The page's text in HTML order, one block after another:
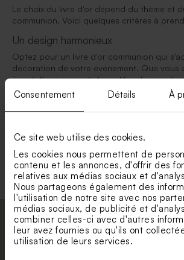
Consentement Détails À
Ce site web utilise des cookies.
Les cookies nous permettent de
contenu et les annonces, d'offrir des
relatives aux médias sociaux et
Nous partageons également des
l'utilisation de notre site avec nos
médias sociaux, de publicité et
combiner celles-ci avec d'autres
leur avez fournies ou qu'ils ont
utilisation de leurs services.
Le choix du livre d'or dépend du thème et
communion. Voici quelques critères à
Un design harmonieux
Optez pour un livre d'or communion qui
décoration de votre événement. Que vous
épuré, fleuri ou orné de motifs religieux, il
de modèles adaptés à votre ambiance.
Une personnalisation unique
personnalisables. Ajoutez le prénom de
de la cérémonie et même une jolie
vraiment unique.
Abonnez-vous à la
informé. Petite surprise :